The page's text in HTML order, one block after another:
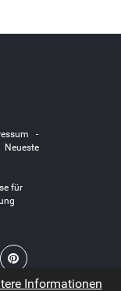
-
Neueste
für
Informationen